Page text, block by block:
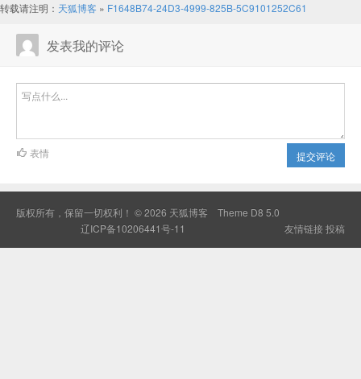
转载请注明： 天狐博客 » F1648B74-24D3-4999-825B-5C9101252C61
发表我的评论
提交评论
表情
版权所有，保留一切权利！ © 2026 天狐博客 Theme D8 5.0
辽ICP备10206441号-11
友情链接投稿